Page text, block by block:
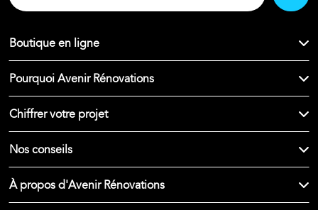
Boutique en ligne
Pourquoi Avenir Rénovations
Chiffrer votre projet
Nos conseils
À propos d'Avenir Rénovations